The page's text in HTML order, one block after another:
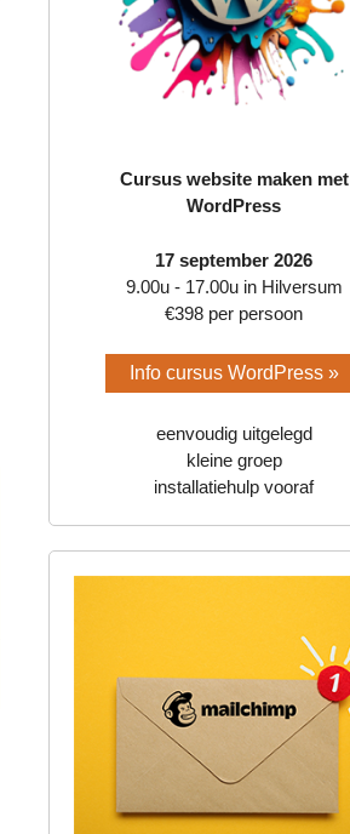
Cursus website maken met
WordPress
17 september 2026
9.00u - 17.00u in Hilversum
€398 per persoon
Info cursus WordPress »
eenvoudig uitgelegd
kleine groep
installatiehulp vooraf